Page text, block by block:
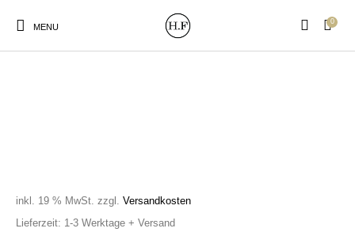
MENU
0
Gutscheine Kissen
inkl. 19 % MwSt. zzgl.Versandkosten
Lieferzeit: 1-3 Werktage + Versand